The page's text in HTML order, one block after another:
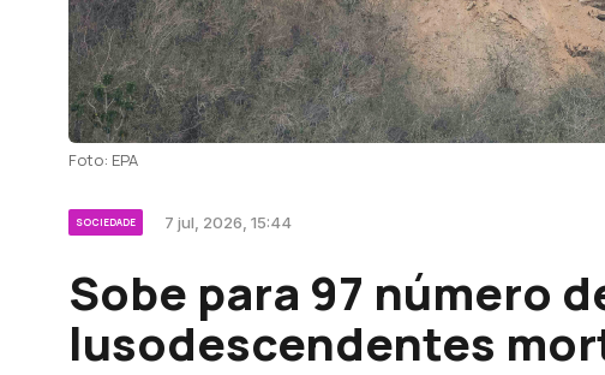
Foto: EPA
SOCIEDADE 7 jul, 2026, 15:44
Sobe para 97 número
lusodescendentes